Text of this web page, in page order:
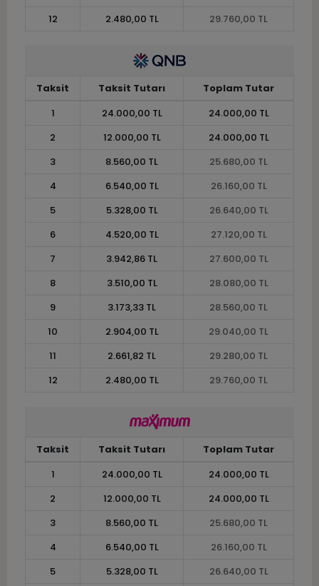
12
2.480,00 TL 29.760,00 TL
Taksit Taksit Tutarı
Toplam Tutar
1
24.000,00 TL
24.000,00 TL
2
12.000,00 TL
24.000,00 TL
3
8.560,00 TL
25.680,00 TL
4
6.540,00 TL
26.160,00 TL
5
5.328,00 TL
26.640,00 TL
6
4.520,00 TL
27.120,00 TL
7
3.942,86 TL
27.600,00 TL
8
3.510,00 TL
28.080,00 TL
9
3.173,33 TL
28.560,00 TL
10
2.904,00 TL
29.040,00 TL
11
2.661,82 TL
29.280,00 TL
12
2.480,00 TL 29.760,00 TL
Taksit Taksit Tutarı
Toplam Tutar
1
24.000,00 TL
24.000,00 TL
2
12.000,00 TL
24.000,00 TL
3
8.560,00 TL
25.680,00 TL
4
6.540,00 TL
26.160,00 TL
5
5.328,00 TL 26.640,00 TL